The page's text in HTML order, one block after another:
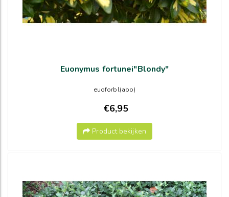
Euonymus fortunei"Blondy"
euoforbl(abo)
€6,95
Product bekijken